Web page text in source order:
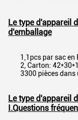
Le type d'appareil
d'emballage
1,1pcs par sac en
2, Carton:
3300 pièces dans
Le type d'appareil
I.Questions